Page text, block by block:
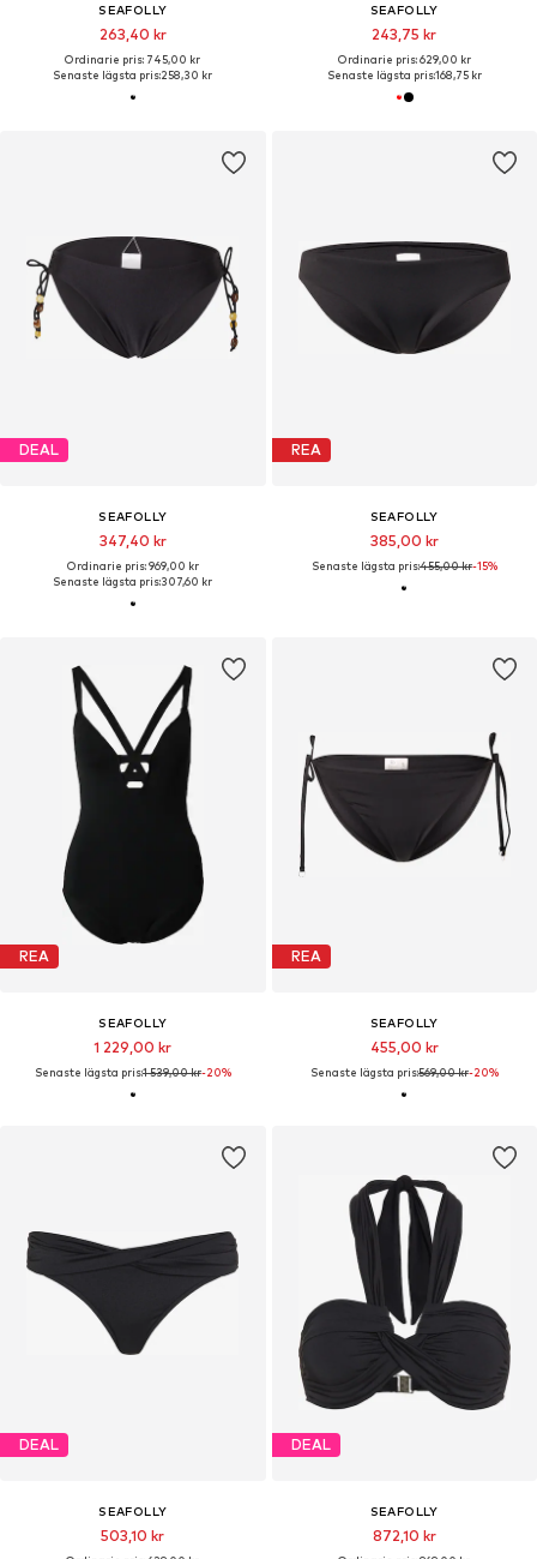
SEAFOLLY
263,40 kr
Ordinarie pris: 745,00 kr
Senaste lägsta pris:258,30 kr
SEAFOLLY
243,75 kr
Ordinarie pris: 629,00 kr
Senaste lägsta pris:168,75 kr
DEAL
SEAFOLLY
347,40 kr
Ordinarie pris: 969,00 kr
Senaste lägsta pris:307,60 kr
REA
SEAFOLLY
385,00 kr
Senaste lägsta pris:455,00 kr-15%
REA
SEAFOLLY
1 229,00 kr
Senaste lägsta pris:1 539,00 kr-20%
REA
SEAFOLLY
455,00 kr
Senaste lägsta pris:569,00 kr-20%
DEAL
SEAFOLLY
503,10 kr
DEAL
SEAFOLLY
872,10 kr